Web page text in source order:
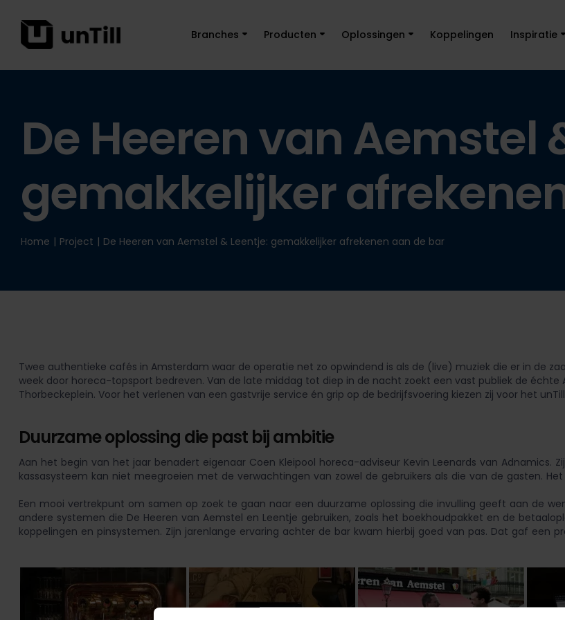
Branches Producten Oplossingen Koppelingen Inspiratie
De Heeren van Aemstel
gemakkelijker
Home | Project | De Heeren van Aemstel & Leentje: gemakkelijker afrekenen aan de bar
Twee authentieke cafés in Amsterdam waar de operatie net zo opwindend is als de (live) muziek die er in de
week door horeca-topsport bedreven. Van de late middag tot diep in de nacht zoekt een vast publiek de
Thorbeckeplein. Voor het verlenen van een gastvrije service én grip op de bedrijfsvoering kiezen zij voor het
Duurzame oplossing die past bij ambitie
Aan het begin van het jaar benadert eigenaar Coen Kleipool horeca-adviseur Kevin Leenards van
kassasysteem kan niet meegroeien met de verwachtingen van zowel de gebruikers als die van de gasten.
Een mooi vertrekpunt om samen op zoek te gaan naar een duurzame oplossing die invulling geeft aan de
andere systemen die De Heeren van Aemstel en Leentje gebruiken, zoals het boekhoudpakket en de
koppelingen en pinsystemen. Zijn jarenlange ervaring achter de bar kwam hierbij goed van pas. Dat gaf een